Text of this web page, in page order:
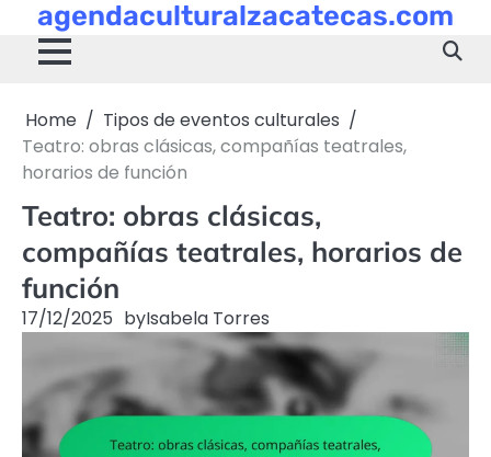
content
agendaculturalzacatecas.com
Home
Tipos de eventos culturales
Teatro: obras clásicas, compañías teatrales,
horarios de función
Teatro: obras clásicas,
compañías teatrales, horarios de
función
17/12/2025 byIsabela Torres